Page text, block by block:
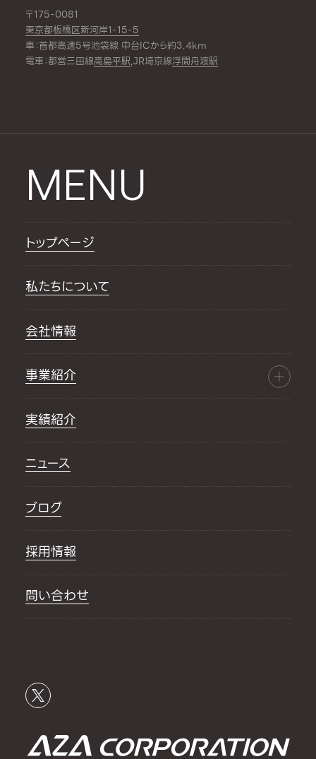
〒175-0081
東京都板橋区新河岸1-15-5
車：首都高速5号池袋線 中台ICから約3.4km
電車：都営三田線高島平駅,JR埼京線浮間舟渡駅
MENU
トップページ
私たちについて
会社情報
事業紹介
実績紹介
ニュース
ブログ
採用情報
問い合わせ